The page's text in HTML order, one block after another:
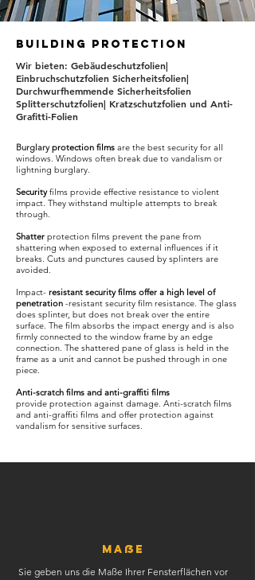
building protection
Wir bieten: Gebäudeschutzfolien|
Einbruchschutzfolien Sicherheitsfolien|
Durchwurfhemmende Sicherheitsfolien
Splitterschutzfolien| Kratzschutzfolien und Anti-
Grafitti-Folien
Burglary protection films are the best security for all
windows. Windows often break due to vandalism or
lightning burglary.
Securityfilms provide effective resistance to violent
impact. They withstand multiple attempts to break
through.
Shatter protection films prevent the pane from
shattering when exposed to external influences if it
breaks. Cuts and punctures caused by splinters are
avoided.
Impact- resistant security films offer a high level of
penetration -resistant security film resistance. The glass
does splinter, but does not break over the entire
surface. The film absorbs the impact energy and is also
firmly connected to the window frame by an edge
connection. The shattered pane of glass is held in the
frame as a unit and cannot be pushed through in one
piece.
Anti-scratch films and anti-graffiti films
provide protection against damage. Anti-scratch films
and anti-graffiti films and offer protection against
vandalism for sensitive surfaces.
Maße
Sie geben uns die Maße Ihrer Fensterflächen vor